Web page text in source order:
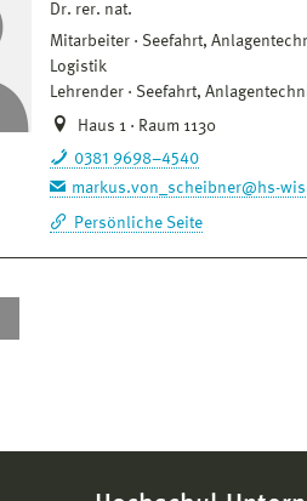
Dr. rer. nat.
Mitarbeiter
Seefahrt,
Logistik
Lehrender
Seefahrt,
Haus 1 · Raum 1130
0381 9698–4540
markus.von_scheibner@hs-
Persönliche Seite